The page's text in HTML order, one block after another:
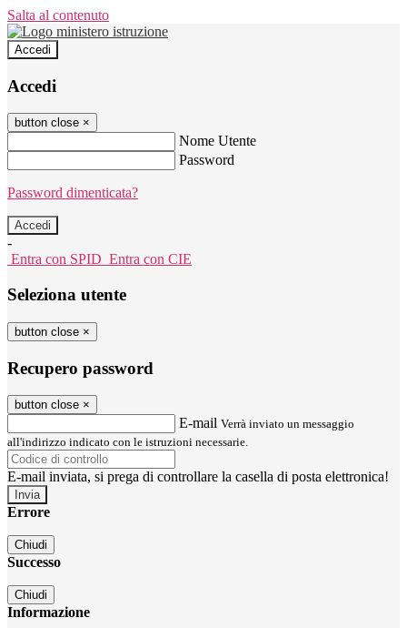
Salta al contenuto
Accedi
Accedi
button close ×
Nome Utente
Password
Password dimenticata?
-
Entra con SPID Entra con CIE
Seleziona utente
button close ×
Recupero password
button close ×
E-mail Verrà inviato un messaggio
all'indirizzo indicato con le istruzioni necessarie.
E-mail inviata, si prega di controllare la casella di posta elettronica!
Errore
Chiudi
Successo
Chiudi
Informazione